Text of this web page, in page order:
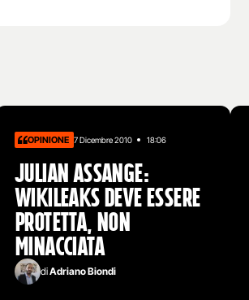
OPINIONE 7 Dicembre 2010 18:06
Julian Assange:
Wikileaks deve essere
protetta, non
minacciata
diAdriano Biondi